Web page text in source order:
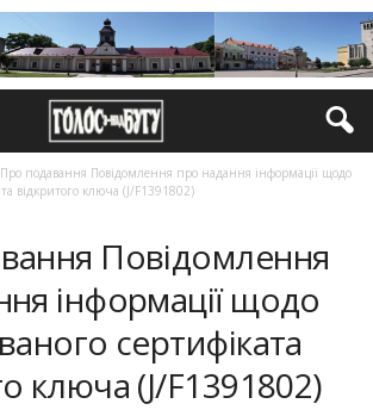
Про подавання Повідомлення про надання інформації щодо
відкритого ключа (J/F1391802)
Повідомлення
інформації щодо
сертифіката
ключа (J/F1391802)